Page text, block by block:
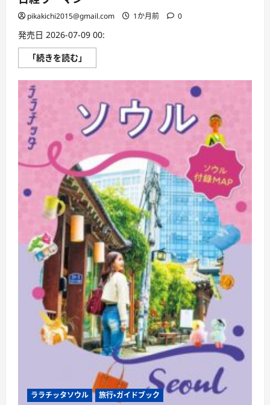
pikakichi2015@gmail.com 1か月前 0
発売日 2026-07-09 00:
「続きを読む」
経
ー
に
つ
い
て
さ
に
読
む
ララチッタソウル 旅行・ガイドブック